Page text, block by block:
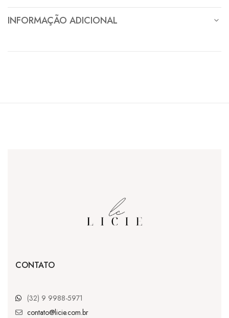
INFORMAÇÃO ADICIONAL
CONTATO
(32) 9 9988-5971
contato@licie.com.br